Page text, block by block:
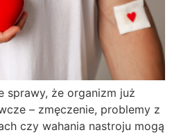
sprawy, że organizm już
– zmęczenie, problemy z
czy wahania nastroju mogą